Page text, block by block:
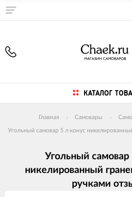
КАТАЛОГ
Главная Самовары
Угольный самовар 5 л конус
Угольный самовар
никелированный
ручками